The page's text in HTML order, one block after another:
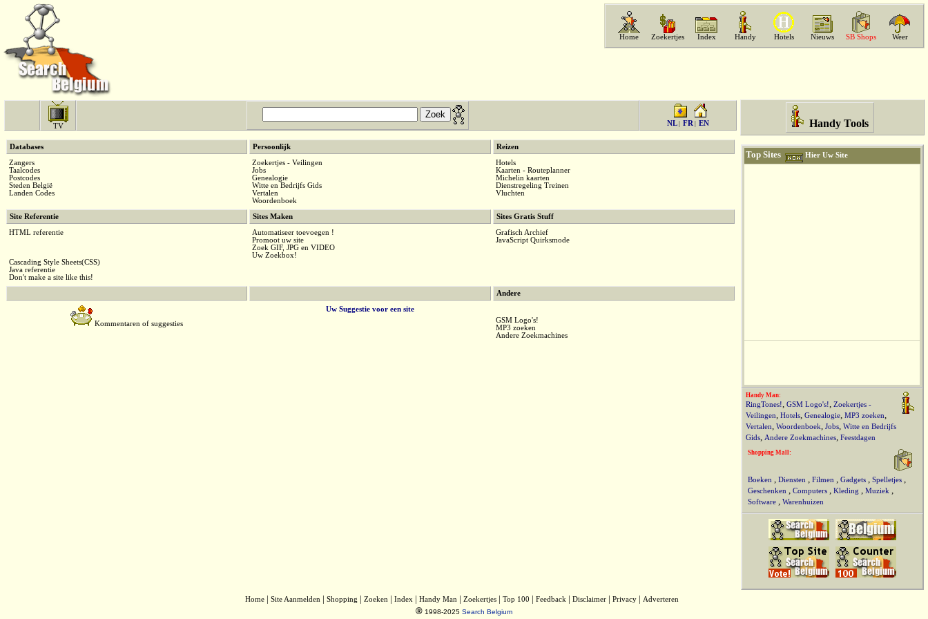
Home Zoekertjes Index Handy Hotels Nieuws SB Shops Weer
TV NL FR EN
Databases Persoonlijk Reizen
Zangers
Taalcodes
Postcodes
Steden België
Landen Codes
Zoekertjes - Veilingen
Jobs
Genealogie
Witte en Bedrijfs Gids
Vertalen
Woordenboek
Hotels
Kaarten - Routeplanner
Michelin kaarten
Dienstregeling Treinen
Vluchten
Site Referentie Sites Maken Sites Gratis Stuff
HTML referentie
Cascading Style Sheets(CSS)
Java referentie
Don't make a site like this!
Automatiseer toevoegen !
Promoot uw site
Zoek GIF, JPG en VIDEO
Uw Zoekbox!
Grafisch Archief
JavaScript Quirksmode
Andere
Kommentaren of suggesties
Uw Suggestie voor een site
GSM Logo's!
MP3 zoeken
Andere Zoekmachines
Handy Tools
Top Sites Hier Uw Site
Handy Man:
RingTones!, GSM Logo's!, Zoekertjes -
Veilingen, Hotels, Genealogie, MP3 zoeken,
Vertalen, Woordenboek, Jobs, Witte en Bedrijfs
Gids, Andere Zoekmachines, Feestdagen
Shopping Mall:
Boeken , Diensten , Filmen , Gadgets , Spelletjes ,
Geschenken , Computers , Kleding , Muziek ,
Software , Warenhuizen
Home | Site Aanmelden | Shopping | Zoeken | Index | Handy Man | Zoekertjes | Top 100 | Feedback | Disclaimer | Privacy | Adverteren
® 1998-2025 Search Belgium